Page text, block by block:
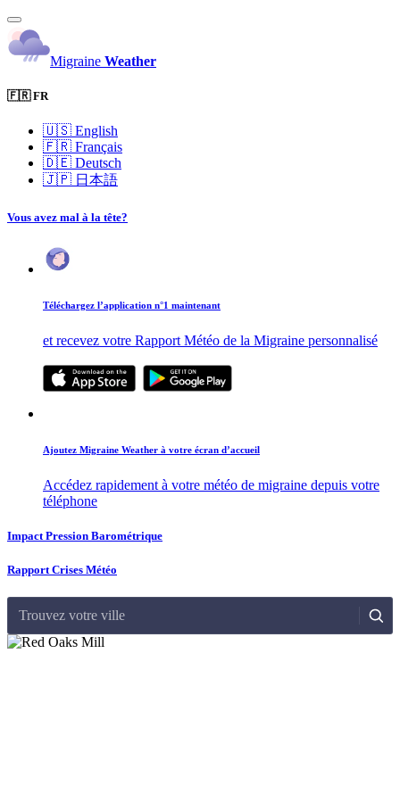
Migraine Weather
🇫🇷 FR
🇺🇸 English
🇫🇷 Français
🇩🇪 Deutsch
🇯🇵 日本語
Vous avez mal à la tête?
Téléchargez l’application n°1 maintenant
et recevez votre Rapport Météo de la Migraine personnalisé
Ajoutez Migraine Weather à votre écran d’accueil
Accédez rapidement à votre météo de migraine depuis votre
téléphone
Impact Pression Barométrique
Rapport Crises Météo
Trouvez votre ville